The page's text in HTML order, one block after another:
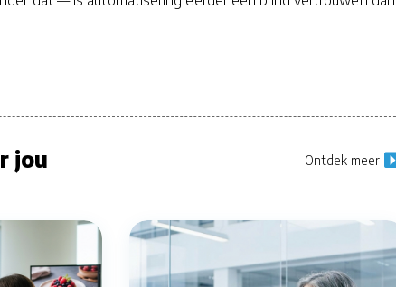
jou Ontdek meer